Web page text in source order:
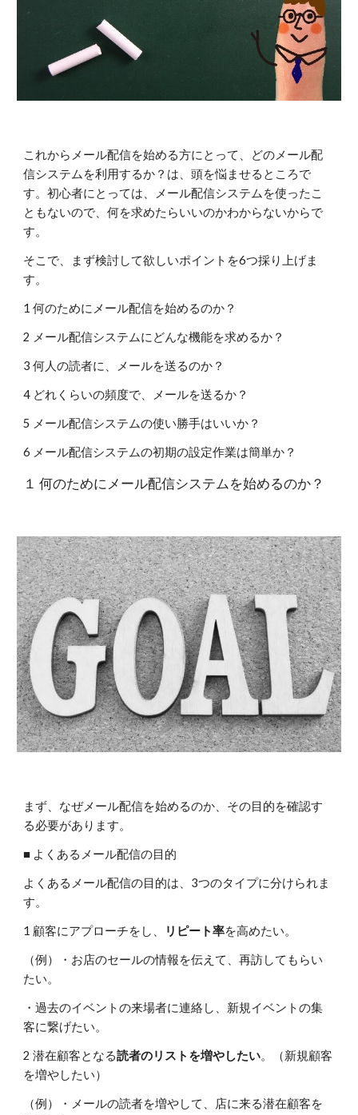
これからメール配信を始める方にとって、どのメール配
信システムを利用するか？は、頭を悩ませるところで
す。初心者にとっては、メール配信システムを使ったこ
ともないので、何を求めたらいいのかわからないからで
す。
そこで、まず検討して欲しいポイントを6つ採り上げま
す。
1 何のためにメール配信を始めるのか？
2 メール配信システムにどんな機能を求めるか？
3 何人の読者に、メールを送るのか？
4 どれくらいの頻度で、メールを送るか？
5 メール配信システムの使い勝手はいいか？
6 メール配信システムの初期の設定作業は簡単か？
１ 何のためにメール配信システムを始めるのか？
まず、なぜメール配信を始めるのか、その目的を確認す
る必要があります。
■ よくあるメール配信の目的
よくあるメール配信の目的は、3つのタイプに分けられま
す。
1 顧客にアプローチをし、 リピート率を高めたい。
（例）・お店のセールの情報を伝えて、再訪してもらい
たい。
・過去のイベントの来場者に連絡し、新規イベントの集
客に繋げたい。
2 潜在顧客となる読者のリストを増やしたい。（新規顧客
を増やしたい）
（例）・メールの読者を増やして、店に来る潜在顧客を